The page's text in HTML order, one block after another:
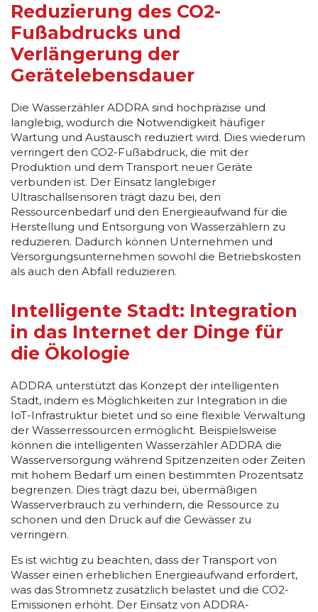
Reduzierung des CO2-
Fußabdrucks und
Verlängerung der
Gerätelebensdauer
Die Wasserzähler ADDRA sind hochpräzise und
langlebig, wodurch die Notwendigkeit häufiger
Wartung und Austausch reduziert wird. Dies wiederum
verringert den CO2-Fußabdruck, die mit der
Produktion und dem Transport neuer Geräte
verbunden ist. Der Einsatz langlebiger
Ultraschallsensoren trägt dazu bei, den
Ressourcenbedarf und den Energieaufwand für die
Herstellung und Entsorgung von Wasserzählern zu
reduzieren. Dadurch können Unternehmen und
Versorgungsunternehmen sowohl die Betriebskosten
als auch den Abfall reduzieren.
Intelligente Stadt: Integration
in das Internet der Dinge für
die Ökologie
ADDRA unterstützt das Konzept der intelligenten
Stadt, indem es Möglichkeiten zur Integration in die
IoT-Infrastruktur bietet und so eine flexible Verwaltung
der Wasserressourcen ermöglicht. Beispielsweise
können die intelligenten Wasserzähler ADDRA die
Wasserversorgung während Spitzenzeiten oder Zeiten
mit hohem Bedarf um einen bestimmten Prozentsatz
begrenzen. Dies trägt dazu bei, übermäßigen
Wasserverbrauch zu verhindern, die Ressource zu
schonen und den Druck auf die Gewässer zu
verringern.
Es ist wichtig zu beachten, dass der Transport von
Wasser einen erheblichen Energieaufwand erfordert,
was das Stromnetz zusätzlich belastet und die CO2-
Emissionen erhöht. Der Einsatz von ADDRA-